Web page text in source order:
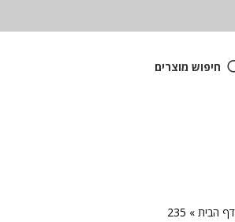
חיפוש מוצרים
דף הבית »
235